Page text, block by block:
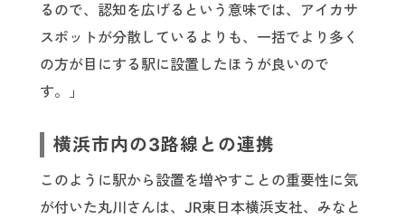
るので、認知を広げるという意味では、アイカサ
スポットが分散しているよりも、一括でより多く
の方が目にする駅に設置したほうが良いので
す。」
横浜市内の3路線との連携
このように駅から設置を増やすことの重要性に気
が付いた丸川さんは、JR東日本横浜支社、みなと